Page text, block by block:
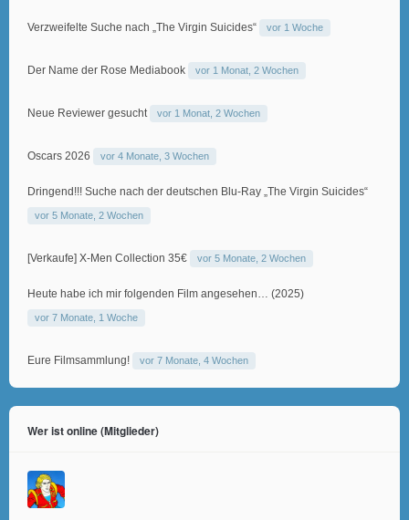
Verzweifelte Suche nach „The Virgin Suicides“ vor 1 Woche
Der Name der Rose Mediabook vor 1 Monat, 2 Wochen
Neue Reviewer gesucht vor 1 Monat, 2 Wochen
Oscars 2026 vor 4 Monate, 3 Wochen
Dringend!!! Suche nach der deutschen Blu-Ray „The Virgin Suicides“
vor 5 Monate, 2 Wochen
[Verkaufe] X-Men Collection 35€ vor 5 Monate, 2 Wochen
Heute habe ich mir folgenden Film angesehen… (2025)
vor 7 Monate, 1 Woche
Eure Filmsammlung! vor 7 Monate, 4 Wochen
Wer ist online (Mitglieder)